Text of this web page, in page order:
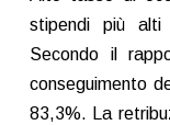
stipendi più alti
Secondo il
conseguimento
83,3%. La